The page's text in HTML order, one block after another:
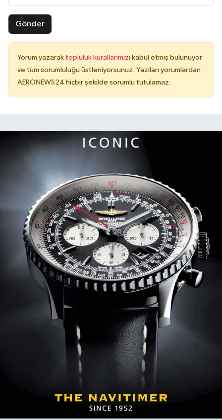
Gönder
Yorum yazarak topluluk kurallarımızı kabul etmiş bulunuyor
ve tüm sorumluluğu üstleniyorsunuz. Yazılan yorumlardan
AERONEWS24 hiçbir şekilde sorumlu tutulamaz.